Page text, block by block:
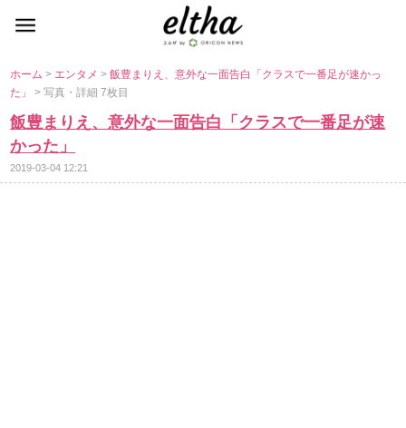
ホーム> エンタメ>飯豊まりえ、意外な一面告白「クラスで一番足が速かっ
た」> 写真・詳細 7枚目
飯豊まりえ、意外な一面告白「クラスで一番足が速
かった」
2019-03-04 12:21